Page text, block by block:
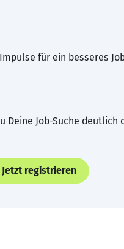
für ein besseres
Deine Job-Suche deutlich
Jetzt registrieren